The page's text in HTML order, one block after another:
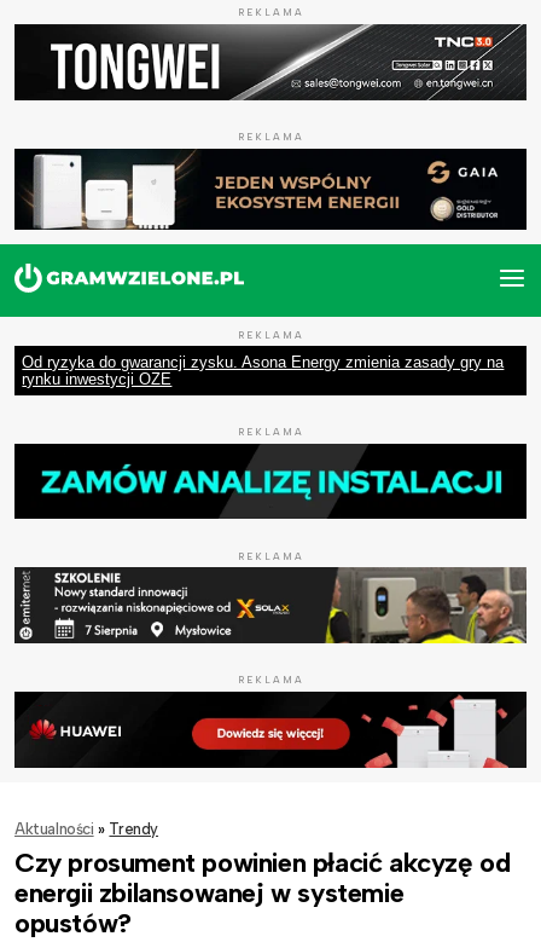
REKLAMA
REKLAMA
REKLAMA
Od ryzyka do gwarancji zysku. Asona Energy zmienia zasady gry na
rynku inwestycji OZE
REKLAMA
REKLAMA
REKLAMA
Aktualności » Trendy
Czy prosument powinien płacić akcyzę od
energii zbilansowanej w systemie
opustów?